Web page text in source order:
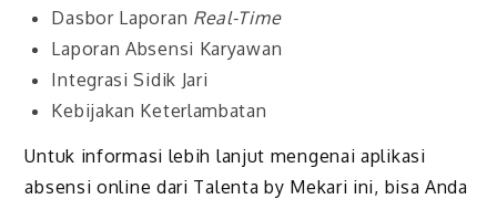
Dasbor Laporan Real-Time
Laporan Absensi Karyawan
Integrasi Sidik Jari
Kebijakan Keterlambatan
Untuk informasi lebih lanjut mengenai aplikasi
absensi online dari Talenta by Mekari ini, bisa Anda